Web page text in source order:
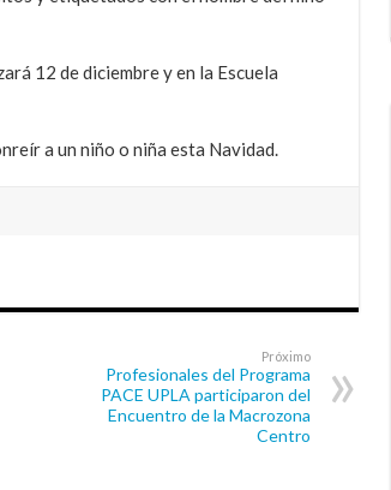
12 de diciembre y en la Escuela
a un niño o niña esta Navidad.
Próximo
Profesionales del Programa
PACE UPLA participaron del
Encuentro de la Macrozona
Centro